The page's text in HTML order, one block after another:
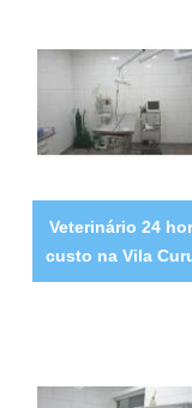
Veterinário 24
custo na Vila